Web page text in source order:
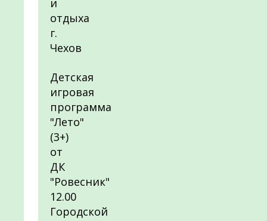
и
отдыха
г.
Чехов
Детская
игровая
программа
"Лето"
(3+)
от
ДК
"Ровесник"
12.00
Городской